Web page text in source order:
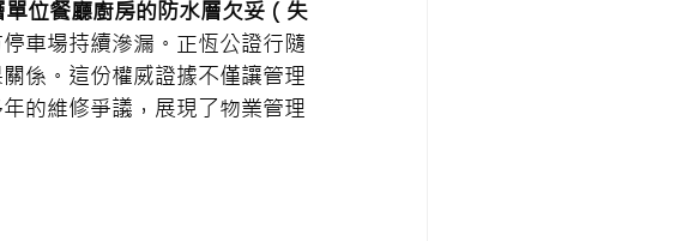
位餐廳廚房的防水層欠妥（失
車場持續滲漏。正恆公證行隨
關係。這份權威證據不僅讓管理
的維修爭議，展現了物業管理